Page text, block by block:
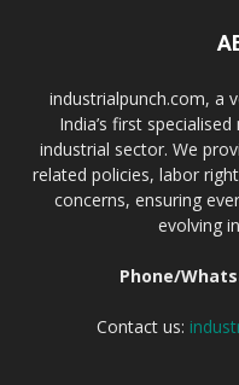
industrialpunch.com, a
India’s first
industrial sector. We
related policies, labor
concerns, ensuring
evolving
Phone/
Contact us: